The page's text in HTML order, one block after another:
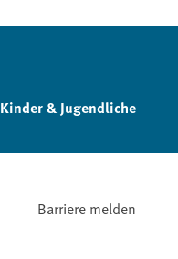
Kinder & Jugendliche
Barriere melden